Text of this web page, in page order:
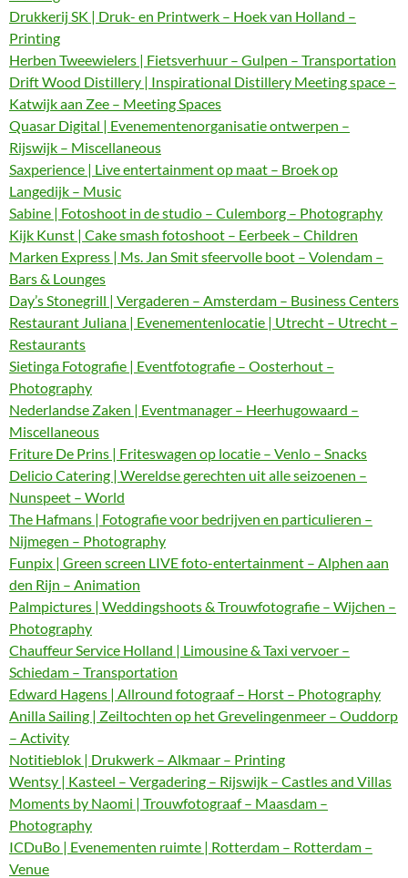
Drukkerij SK | Druk- en Printwerk – Hoek van Holland –
Printing
Herben Tweewielers | Fietsverhuur – Gulpen – Transportation
Drift Wood Distillery | Inspirational Distillery Meeting space –
Katwijk aan Zee – Meeting Spaces
Quasar Digital | Evenementenorganisatie ontwerpen –
Rijswijk – Miscellaneous
Saxperience | Live entertainment op maat – Broek op
Langedijk – Music
Sabine | Fotoshoot in de studio – Culemborg – Photography
Kijk Kunst | Cake smash fotoshoot – Eerbeek – Children
Marken Express | Ms. Jan Smit sfeervolle boot – Volendam –
Bars & Lounges
Day’s Stonegrill | Vergaderen – Amsterdam – Business Centers
Restaurant Juliana | Evenementenlocatie | Utrecht – Utrecht –
Restaurants
Sietinga Fotografie | Eventfotografie – Oosterhout –
Photography
Nederlandse Zaken | Eventmanager – Heerhugowaard –
Miscellaneous
Friture De Prins | Friteswagen op locatie – Venlo – Snacks
Delicio Catering | Wereldse gerechten uit alle seizoenen –
Nunspeet – World
The Hafmans | Fotografie voor bedrijven en particulieren –
Nijmegen – Photography
Funpix | Green screen LIVE foto-entertainment – Alphen aan
den Rijn – Animation
Palmpictures | Weddingshoots & Trouwfotografie – Wijchen –
Photography
Chauffeur Service Holland | Limousine & Taxi vervoer –
Schiedam – Transportation
Edward Hagens | Allround fotograaf – Horst – Photography
Anilla Sailing | Zeiltochten op het Grevelingenmeer – Ouddorp
– Activity
Notitieblok | Drukwerk – Alkmaar – Printing
Wentsy | Kasteel – Vergadering – Rijswijk – Castles and Villas
Moments by Naomi | Trouwfotograaf – Maasdam –
Photography
ICDuBo | Evenementen ruimte | Rotterdam – Rotterdam –
Venue